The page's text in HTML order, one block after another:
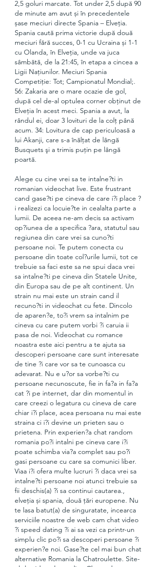
2,5 goluri marcate. Tot under 2,5 după 90
de minute am avut și în precedentele
șase meciuri directe Spania – Elveția.
Spania caută prima victorie după două
meciuri fără succes, 0-1 cu Ucraina și 1-1
cu Olanda, în Elveția, unde va juca
sâmbătă, de la 21:45, în etapa a cincea a
Ligii Națiunilor. Meciuri Spania
Competiţie: Tot; Campionatul Mondial;.
56: Zakaria are o mare ocazie de gol,
după cel de-al optulea corner obținut de
Elveția în acest meci. Spania a avut, la
rândul ei, doar 3 lovituri de la colț până
acum. 34: Lovitura de cap periculoasă a
lui Akanji, care s-a înălţat de lângă
Busquets şi a trimis puţin pe lângă
poartă.
Alege cu cine vrei sa te intalne?ti in
romanian videochat live. Este frustrant
cand gase?ti pe cineva de care i?i place ?
i realizezi ca locuie?te in cealalta parte a
lumii. De aceea ne-am decis sa activam
op?iunea de a specifica ?ara, statutul sau
regiunea din care vrei sa cuno?ti
persoane noi. Te putem conecta cu
persoane din toate col?urile lumii, tot ce
trebuie sa faci este sa ne spui daca vrei
sa intalne?ti pe cineva din Statele Unite,
din Europa sau de pe alt continent. Un
strain nu mai este un strain cand il
recuno?ti in videochat cu fete. Dincolo
de aparen?e, to?i vrem sa intalnim pe
cineva cu care putem vorbi ?i caruia ii
pasa de noi. Videochat cu romance
noastra este aici pentru a te ajuta sa
descoperi persoane care sunt interesate
de tine ?i care vor sa te cunoasca cu
adevarat. Nu e u?or sa vorbe?ti cu
persoane necunoscute, fie in fa?a in fa?a
cat ?i pe internet, dar din momentul in
care creezi o legatura cu cineva de care
chiar i?i place, acea persoana nu mai este
straina ci i?i devine un prieten sau o
prietena. Prin experien?a chat random
romania po?i intalni pe cineva care i?i
poate schimba via?a complet sau po?i
gasi persoane cu care sa comunici liber.
Viaa i?i ofera multe lucruri ?i daca vrei sa
intalne?ti persoane noi atunci trebuie sa
fii deschis(a) ?i sa continui cautarea.,
elveția și spania, două țări europene. Nu
te lasa batut(a) de singuratate, incearca
serviciile noastre de web cam chat video
?i speed dating ?i ai sa vezi ca printr-un
simplu clic po?i sa descoperi persoane ?i
experien?e noi. Gase?te cel mai bun chat
alternative Romania la Chatroulette. Site-